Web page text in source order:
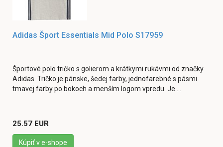
Adidas Šport Essentials Mid Polo S17959
Športové polo tričko s golierom a krátkymi rukávmi od značky
Adidas. Tričko je pánske, šedej farby, jednofarebné s pásmi
tmavej farby po bokoch a menším logom vpredu. Je ...
25.57 EUR
Kúpiť v e-shope